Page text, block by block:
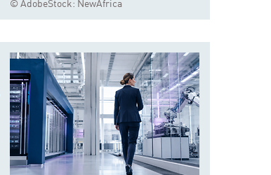
© AdobeStock: NewAfrica